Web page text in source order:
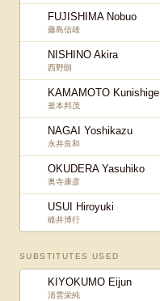
FUJISHIMA Nobuo
藤島信雄
NISHINO Akira
西野朗
KAMAMOTO Kunishige
釜本邦茂
NAGAI Yoshikazu
永井良和
OKUDERA Yasuhiko
奥寺康彦
USUI Hiroyuki
碓井博行
SUBSTITUTES USED
KIYOKUMO Eijun
清雲栄純